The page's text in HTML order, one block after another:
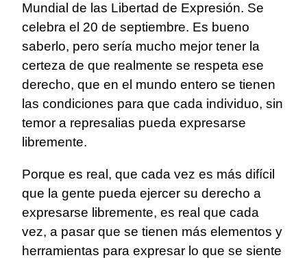
Mundial de las Libertad de Expresión. Se
celebra el 20 de septiembre. Es bueno
saberlo, pero sería mucho mejor tener la
certeza de que realmente se respeta ese
derecho, que en el mundo entero se tienen
las condiciones para que cada individuo, sin
temor a represalias pueda expresarse
libremente.
Porque es real, que cada vez es más difícil
que la gente pueda ejercer su derecho a
expresarse libremente, es real que cada
vez, a pasar que se tienen más elementos y
herramientas para expresar lo que se siente